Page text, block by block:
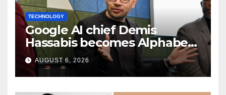
TECHNOLOGY
Google AI chief Demis
Hassabis becomes Alphabet
chief scientist in leadership
shakeup
AUGUST 6, 2026